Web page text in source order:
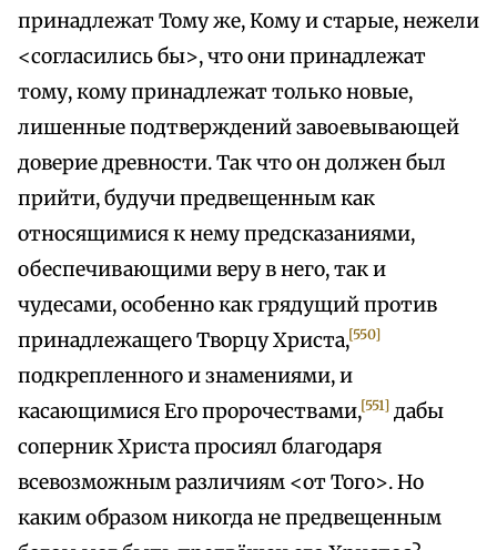
принадлежат Тому же, Кому и старые, нежели
<согласились бы>, что они принадлежат
тому, кому принадлежат только новые,
лишенные подтверждений завоевывающей
доверие древности. Так что он должен был
прийти, будучи предвещенным как
относящимися к нему предсказаниями,
обеспечивающими веру в него, так и
чудесами, особенно как грядущий против
принадлежащего Творцу Христа,[550]
подкрепленного и знамениями, и
касающимися Его пророчествами,[551] дабы
соперник Христа просиял благодаря
всевозможным различиям <от Того>. Но
каким образом никогда не предвещенным